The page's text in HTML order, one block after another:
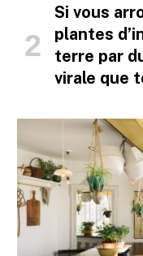
Si vous
plantes
terre par
virale que